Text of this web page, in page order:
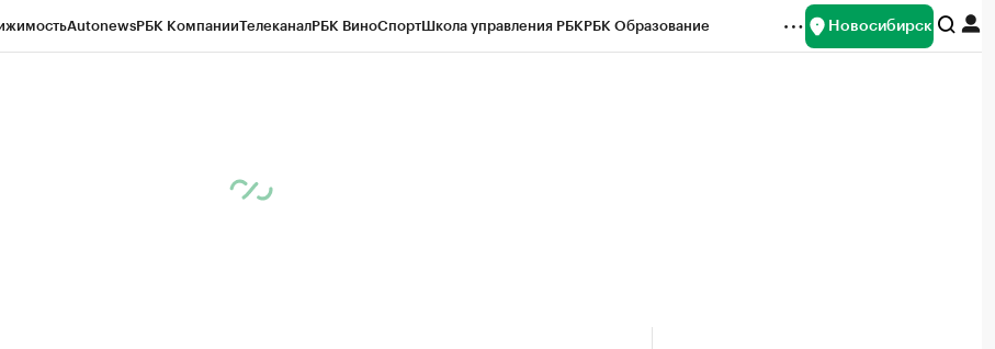
AutonewsРБК КомпанииТелеканалРБК ВиноСпортШкола управления РБКРБК Образование Новосибирск